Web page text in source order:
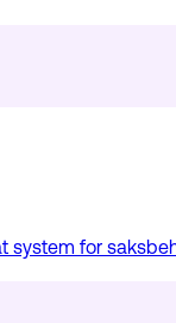
system for